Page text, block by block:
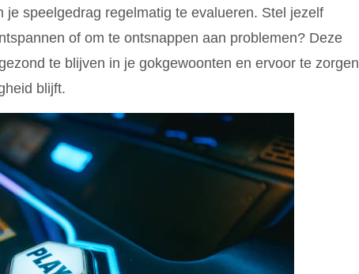
je speelgedrag regelmatig te evalueren. Stel jezelf
of om te ontsnappen aan problemen? Deze
te blijven in je gokgewoonten en ervoor te zorgen
blijft.